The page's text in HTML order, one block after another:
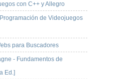
con C++ y Allegro
de Videojuegos
para Buscadores
- Fundamentos de
Ed.]